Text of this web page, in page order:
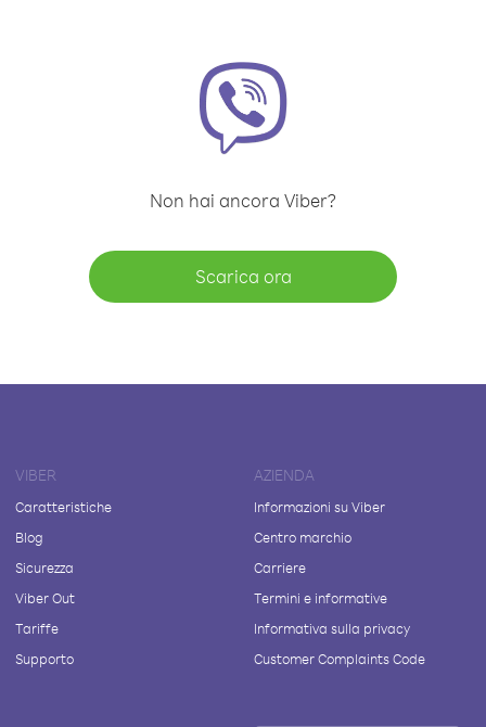
Non hai ancora Viber?
Scarica ora
VIBER
Caratteristiche
Blog
Sicurezza
Viber Out
Tariffe
Supporto
AZIENDA
Informazioni su Viber
Centro marchio
Carriere
Termini e informative
Informativa sulla privacy
Customer Complaints Code